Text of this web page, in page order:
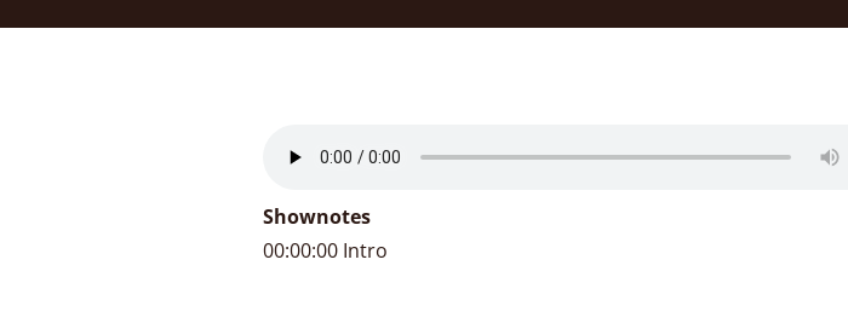
Shownotes
00:00:00 Intro